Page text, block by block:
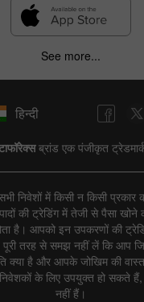
See more...
हिन्दी
ब्रांड एक पंजीकृत
निवेशों में किसी न किसी प्रकार
की ट्रेडिंग में तेजी से पैसा खोने
है। आपको इन उपकरणों की
तरह से समझ नहीं लें कि आप
क्या है और आपके जोखिम की
के लिए उपयुक्त हो सकते
नहीं हैं।